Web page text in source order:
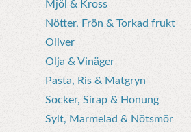
Mjöl & Kross
Nötter, Frön & Torkad frukt
Oliver
Olja & Vinäger
Pasta, Ris & Matgryn
Socker, Sirap & Honung
Sylt, Marmelad & Nötsmör